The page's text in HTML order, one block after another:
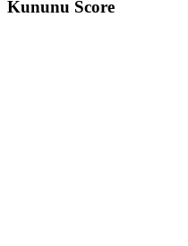
Kununu Score